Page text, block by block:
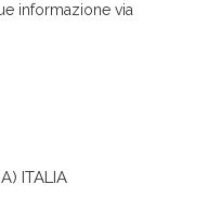
informazione via
ITALIA